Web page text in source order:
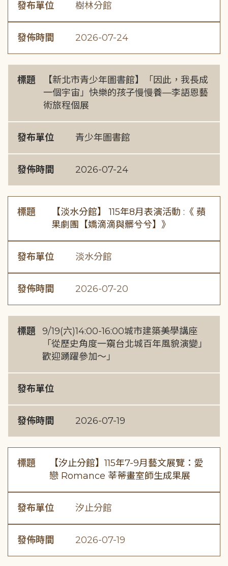
發布單位 樹林分館
發佈時間 2026-07-24
標題
【新北市青少年圖書館】「因此，我長成
一個宇宙」快樂的孩子慢慢養—李語恩藝
術旅程個展
發布單位 青少年圖書館
發佈時間 2026-07-24
標題
【淡水分館】 115年8月表演活動 :《 蘋
果劇團【嬌滴滴與髒兮兮】》
發布單位 淡水分館
發佈時間 2026-07-20
標題 9/19(六)14:00-16:00城市建築美學講座
「從歷史角度一窺台北城百年風貌演變」
歡迎踴躍參加～」
發布單位
發佈時間 2026-07-19
標題
【汐止分館】115年7-9月藝文展覽：愛
戀 Romance 莘蒂畫室師生成果展
發布單位 汐止分館
發佈時間 2026-07-19